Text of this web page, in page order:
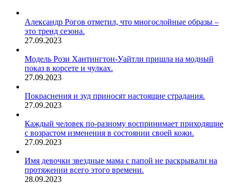
есть….Александр Рогов отметил, что многослойные образы –
это тренд сезона.
27.09.2023
Модель Рози Хантингтон-Уайтли пришла на модный
показ в корсете и чулках.
27.09.2023
Покраснения и зуд приносят настоящие страдания.
27.09.2023
Каждый человек по-разному воспринимает приходящие
с возрастом изменения в состоянии своей кожи.
27.09.2023
Имя девочки звездные мама с папой не раскрывали на
протяжении всего этого времени.
28.09.2023